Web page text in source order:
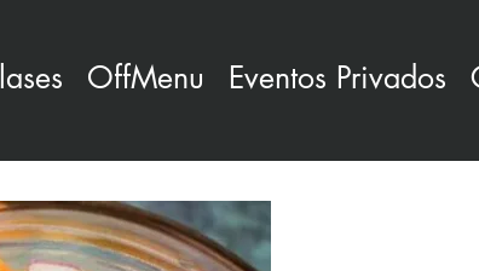
OffMenu Eventos Privados